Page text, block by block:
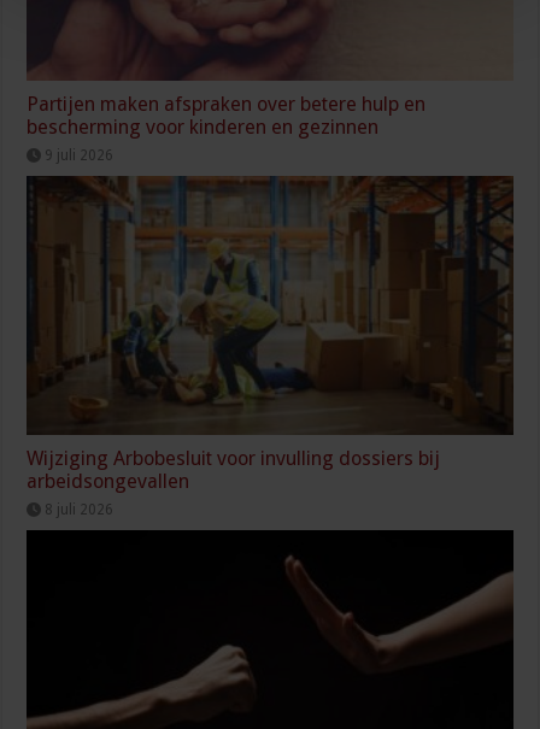
Partijen maken afspraken over betere hulp en
bescherming voor kinderen en gezinnen
9 juli 2026
Wijziging Arbobesluit voor invulling dossiers bij
arbeidsongevallen
8 juli 2026